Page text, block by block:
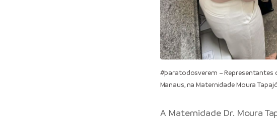
#paratodosverem – Representantes
Manaus, na Maternidade Moura
A Maternidade Dr. Moura